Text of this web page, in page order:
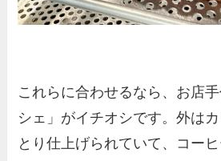
これらに合わせるなら、お店
シェ」がイチオシです。外は
とり仕上げられていて、コー